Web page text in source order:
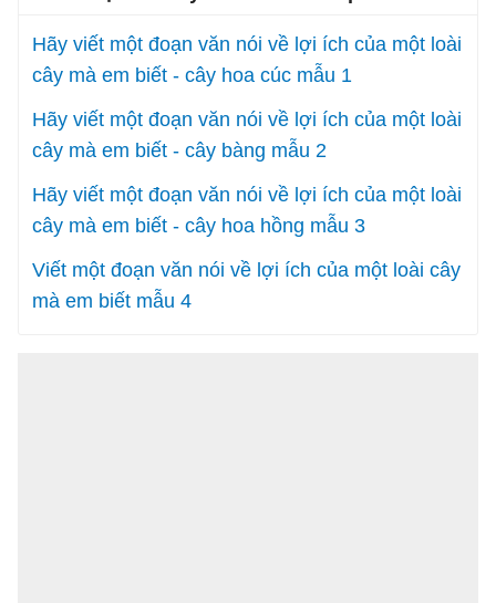
Hãy viết một đoạn văn nói về lợi ích của một loài
cây mà em biết - cây hoa cúc mẫu 1
Hãy viết một đoạn văn nói về lợi ích của một loài
cây mà em biết - cây bàng mẫu 2
Hãy viết một đoạn văn nói về lợi ích của một loài
cây mà em biết - cây hoa hồng mẫu 3
Viết một đoạn văn nói về lợi ích của một loài cây
mà em biết mẫu 4